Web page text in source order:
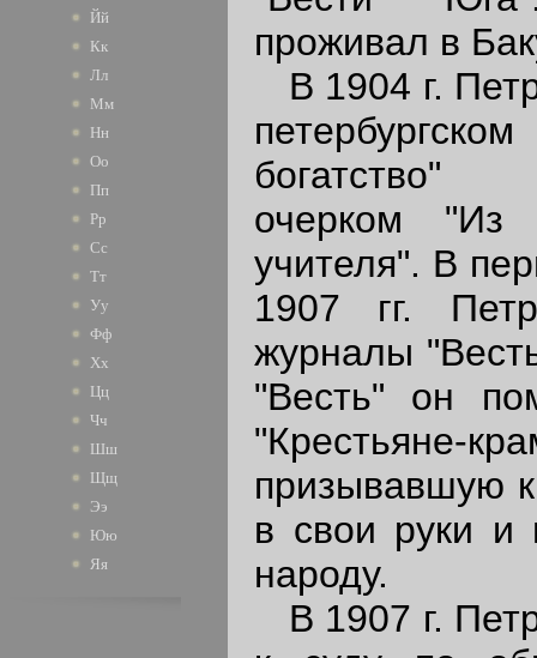
Йй
Кк
Лл
Мм
Нн
Оо
Пп
Рр
Сс
Тт
Уу
Фф
Хх
Цц
Чч
Шш
Щщ
Ээ
Юю
Яя
проживал в
В 1904 г.
богатство"
очерком "Из
учителя". В
1907 гг.
журналы
"Весть" он
"Крестьяне-
призывавшую
в свои руки и
народу.
В 1907 г.